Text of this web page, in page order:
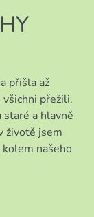
přišla až
přežili.
staré a hlavně
životě jsem
našeho